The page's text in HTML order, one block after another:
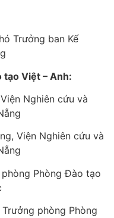
Trưởng ban Kế
tạo Việt – Anh:
Nghiên cứu và
Viện Nghiên cứu và
Phòng Đào tạo
phòng Phòng